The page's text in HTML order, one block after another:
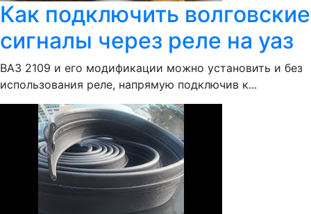
Как подключить волговские
сигналы через реле на уаз
ВАЗ 2109 и его модификации можно установить и без
использования реле, напрямую подключив к...